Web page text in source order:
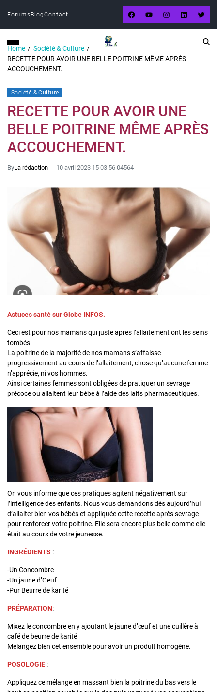
Forums BlogContact
Home
Société & Culture
RECETTE POUR AVOIR UNE BELLE POITRINE MÊME APRÈS
ACCOUCHEMENT.
Société & Culture
RECETTE POUR AVOIR UNE
BELLE POITRINE MÊME APRÈS
ACCOUCHEMENT.
ByLa rédaction 10 avril 2023 15 03 56 04564
Astuces santé sur Globe INFOS.
Ceci est pour nos mamans qui juste après l’allaitement ont les seins
tombés.
La poitrine de la majorité de nos mamans s’affaisse
progressivement au cours de l’allaitement, chose qu’aucune femme
n’apprécie, ni vos hommes.
Ainsi certaines femmes sont obligées de pratiquer un sevrage
précoce ou allaitent leur bébé à l’aide des laits pharmaceutiques.
On vous informe que ces pratiques agitent négativement sur
l’intelligence des enfants. Nous vous demandons dès aujourd’hui
d’allaiter bien vos bébés et appliquée cette recette après sevrage
pour renforcer votre poitrine. Elle sera encore plus belle comme elle
était au cours de votre jeunesse.
INGRÉDIENTS :
-Un Concombre
-Un jaune d’Oeuf
-Pur Beurre de karité
PRÉPARATION:
Mixez le concombre en y ajoutant le jaune d’œuf et une cuillère à
café de beurre de karité
Mélangez bien cet ensemble pour avoir un produit homogène.
POSOLOGIE :
Appliquez ce mélange en massant bien la poitrine du bas vers le